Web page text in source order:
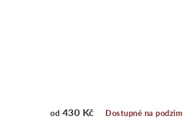
Dostupné na podzim
od 430 Kč